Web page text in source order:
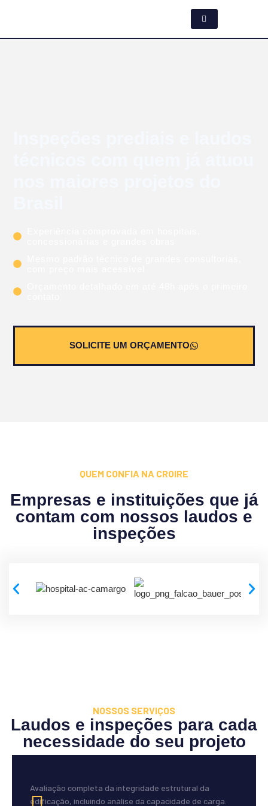
SOLICITE UM ORÇAMENTO
QUEM CONFIA NA CROIRE
Empresas e instituições que já
contam com nossos laudos e
inspeções
NOSSOS SERVIÇOS
Laudos e inspeções para cada
necessidade do seu projeto
Avaliação completa da integridade estrutural da
edificação, incluindo análise da capacidade de carga.